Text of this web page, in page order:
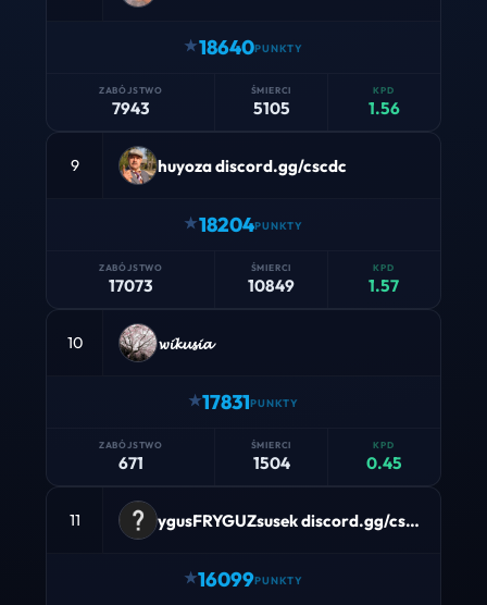
18640
7943 5105 1.56
9 huyoza discord.gg/cscdc
18204
17073 10849 1.57
10 𝔀𝓲𝓴𝓾𝓼𝓲𝓪
17831
671 1504 0.45
11 ygusFRYGUZsusek discord.gg/cscdc
16099